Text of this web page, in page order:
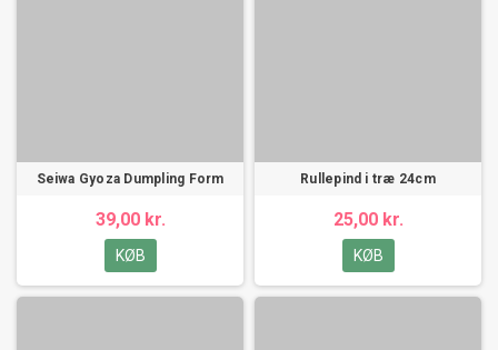
Seiwa Gyoza Dumpling Form
39,00 kr.
KØB
Rullepind i træ 24cm
25,00 kr.
KØB